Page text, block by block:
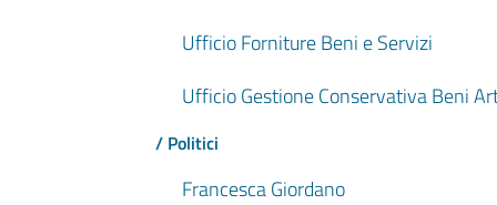
Ufficio Forniture Beni e Servizi
Ufficio Gestione Conservativa Beni
/ Politici
Francesca Giordano